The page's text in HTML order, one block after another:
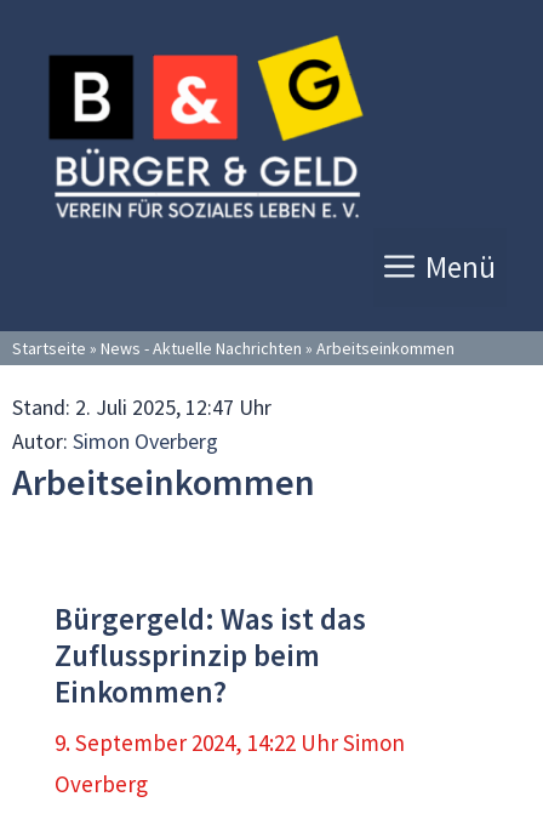
Inhalt
springen
Menü
Startseite » News - Aktuelle Nachrichten » Arbeitseinkommen
Stand: 2. Juli 2025, 12:47 Uhr
Autor: Simon Overberg
Arbeitseinkommen
Bürgergeld: Was ist das
Zuflussprinzip beim
Einkommen?
9. September 2024, 14:22 UhrSimon
Overberg